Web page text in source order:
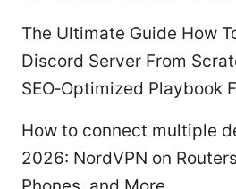
The Ultimate Guide How
Discord Server From
SEO‑Optimized Playbook
How to connect multiple
2026: NordVPN on